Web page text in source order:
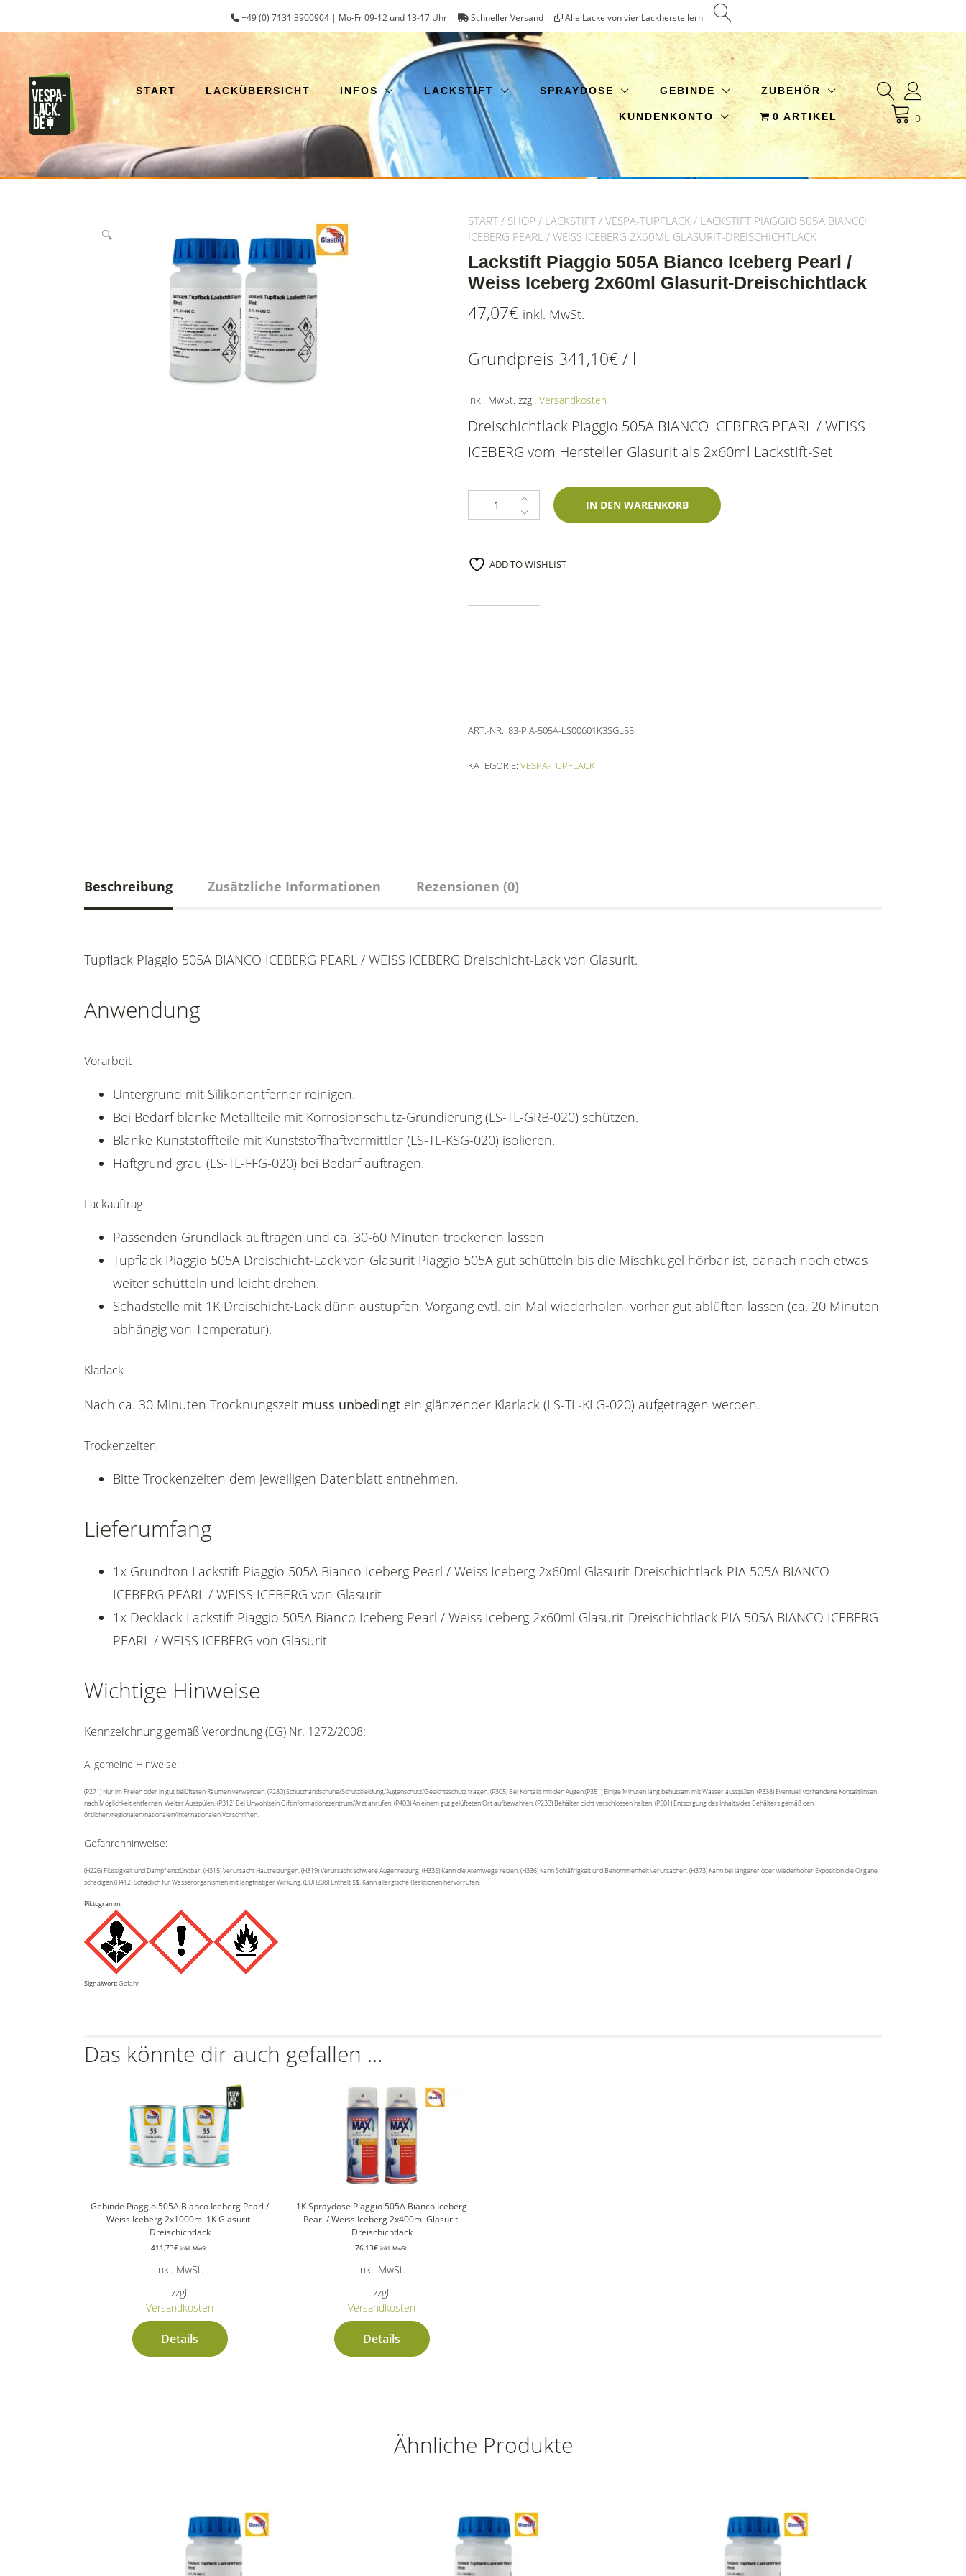
+49 (0) 7131 3900904 | Mo-Fr 09-12 und 13-17 Uhr Schneller Versand Alle Lacke von vier Lackherstellern
START LACKÜBERSICHT INFOS LACKSTIFT SPRAYDOSE GEBINDE ZUBEHÖR
KUNDENKONTO 0 ARTIKEL 0
🔍
START / SHOP / LACKSTIFT / VESPA-TUPFLACK / LACKSTIFT PIAGGIO 505A BIANCO
ICEBERG PEARL / WEISS ICEBERG 2X60ML GLASURIT-DREISCHICHTLACK
Lackstift Piaggio 505A Bianco Iceberg Pearl /
Weiss Iceberg 2x60ml Glasurit-Dreischichtlack
47,07€ inkl. MwSt.
Grundpreis 341,10€/ l
inkl. MwSt. zzgl. Versandkosten
Dreischichtlack Piaggio 505A BIANCO ICEBERG PEARL / WEISS
ICEBERG vom Hersteller Glasurit als 2x60ml Lackstift-Set
Lackstift Piaggio 505A Bianco Iceberg Pearl / Weiss Iceberg 2x60ml Glasurit-Dreischichtlack
IN DEN WARENKORB
ADD TO WISHLIST
ART.-NR.: 83-PIA-505A-LS00601K3SGL55
KATEGORIE: VESPA-TUPFLACK
Beschreibung Zusätzliche Informationen Rezensionen (0)
Tupflack Piaggio 505A BIANCO ICEBERG PEARL / WEISS ICEBERG Dreischicht-Lack von Glasurit.
Anwendung
Vorarbeit
Untergrund mit Silikonentferner reinigen.
Bei Bedarf blanke Metallteile mit Korrosionschutz-Grundierung (LS-TL-GRB-020) schützen.
Blanke Kunststoffteile mit Kunststoffhaftvermittler (LS-TL-KSG-020) isolieren.
Haftgrund grau (LS-TL-FFG-020) bei Bedarf auftragen.
Lackauftrag
Passenden Grundlack auftragen und ca. 30-60 Minuten trockenen lassen
Tupflack Piaggio 505A Dreischicht-Lack von Glasurit Piaggio 505A gut schütteln bis die Mischkugel hörbar ist, danach noch etwas
weiter schütteln und leicht drehen.
Schadstelle mit 1K Dreischicht-Lack dünn austupfen, Vorgang evtl. ein Mal wiederholen, vorher gut ablüften lassen (ca. 20 Minuten
abhängig von Temperatur).
Klarlack
Nach ca. 30 Minuten Trocknungszeit muss unbedingt ein glänzender Klarlack (LS-TL-KLG-020) aufgetragen werden.
Trockenzeiten
Bitte Trockenzeiten dem jeweiligen Datenblatt entnehmen.
Lieferumfang
1x Grundton Lackstift Piaggio 505A Bianco Iceberg Pearl / Weiss Iceberg 2x60ml Glasurit-Dreischichtlack PIA 505A BIANCO
ICEBERG PEARL / WEISS ICEBERG von Glasurit
1x Decklack Lackstift Piaggio 505A Bianco Iceberg Pearl / Weiss Iceberg 2x60ml Glasurit-Dreischichtlack PIA 505A BIANCO ICEBERG
PEARL / WEISS ICEBERG von Glasurit
Wichtige Hinweise
Kennzeichnung gemäß Verordnung (EG) Nr. 1272/2008:
Allgemeine Hinweise:
(P271) Nur im Freien oder in gut belüfteten Räumen verwenden. (P280) Schutzhandschuhe/Schutzkleidung/Augenschutz/Gesichtsschutz tragen. (P305) Bei Kontakt mit den Augen:(P351) Einige Minuten lang behutsam mit Wasser ausspülen. (P338) Eventuell vorhandene Kontaktlinsen
nach Möglichkeit entfernen. Weiter Ausspülen. (P312) Bei Unwohlsein Giftinformationszentrum/Arzt anrufen. (P403) An einem gut gelüfteten Ort aufbewahren. (P233) Behälter dicht verschlossen halten. (P501) Entsorgung des Inhalts/des Behälters gemäß den
örtlichen/regionalen/nationalen/internationalen Vorschriften.
Gefahrenhinweise:
(H226) Flüssigkeit und Dampf entzündbar. (H315) Verursacht Hautreizungen. (H319) Verursacht schwere Augenreizung. (H335) Kann die Atemwege reizen. (H336) Kann Schläfrigkeit und Benommenheit verursachen. (H373) Kann bei längerer oder wiederholter Exposition die Organe
schädigen.(H412) Schädlich für Wasserorganismen mit langfristiger Wirkung. (EUH208) Enthält $$. Kann allergische Reaktionen hervorrufen.
Piktogramm:
Signalwort:Gefahr
Das könnte dir auch gefallen …
Gebinde Piaggio 505A Bianco Iceberg Pearl /
Weiss Iceberg 2x1000ml 1K Glasurit-
Dreischichtlack
411,73€ inkl. MwSt.
inkl. MwSt.
zzgl.
Versandkosten
Details
1K Spraydose Piaggio 505A Bianco Iceberg
Pearl / Weiss Iceberg 2x400ml Glasurit-
Dreischichtlack
76,13€ inkl. MwSt.
inkl. MwSt.
zzgl.
Versandkosten
Details
Ähnliche Produkte